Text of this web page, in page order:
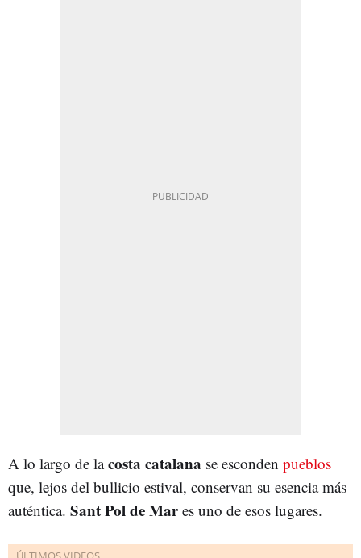
A lo largo de lacosta catalana se esconden pueblos
que, lejos del bullicio estival, conservan su esencia más
auténtica. Sant Pol de Mares uno de esos lugares.